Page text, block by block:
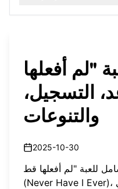
"لم أفعلها
التسجيل،
والتنوعات
2025-10-30
للعبة "لم أفعلها قط"
(Never Have I Ever)، لعبة الحفلات الشهيرة التي